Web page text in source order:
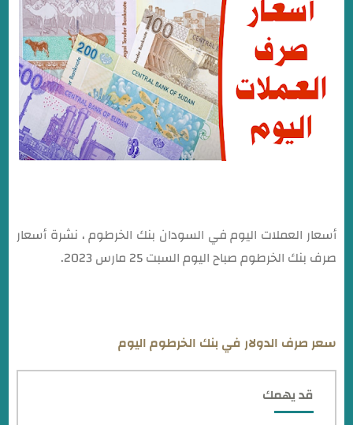
أسعار العملات اليوم في السودان بنك الخرطوم ، نشرة أسعار
صرف بنك الخرطوم صباح اليوم السبت 25 مارس 2023.
سعر صرف الدولار في بنك الخرطوم اليوم
قد يهمك